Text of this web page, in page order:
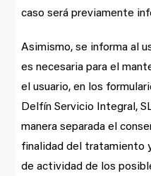
caso será previamente
Asimismo, se informa al
es necesaria para el
el usuario, en los
Delfín Servicio Integral,
manera separada el
finalidad del tratamiento
de actividad de los